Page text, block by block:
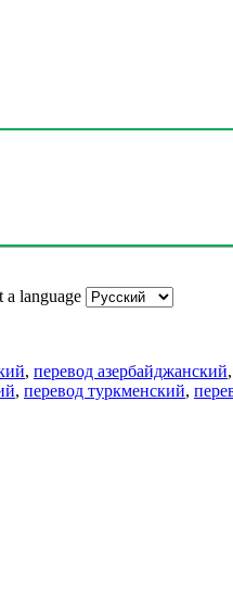
a language
, перевод азербайджанский,
, перевод туркменский,